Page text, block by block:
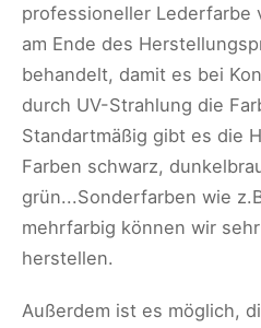
professioneller Lederfarbe
am Ende des
behandelt, damit es bei
durch UV-Strahlung die
Standartmäßig gibt es die
Farben schwarz,
grün...Sonderfarben wie
mehrfarbig können wir
herstellen.
Außerdem ist es möglich,